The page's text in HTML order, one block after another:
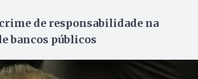
de responsabilidade na
bancos públicos